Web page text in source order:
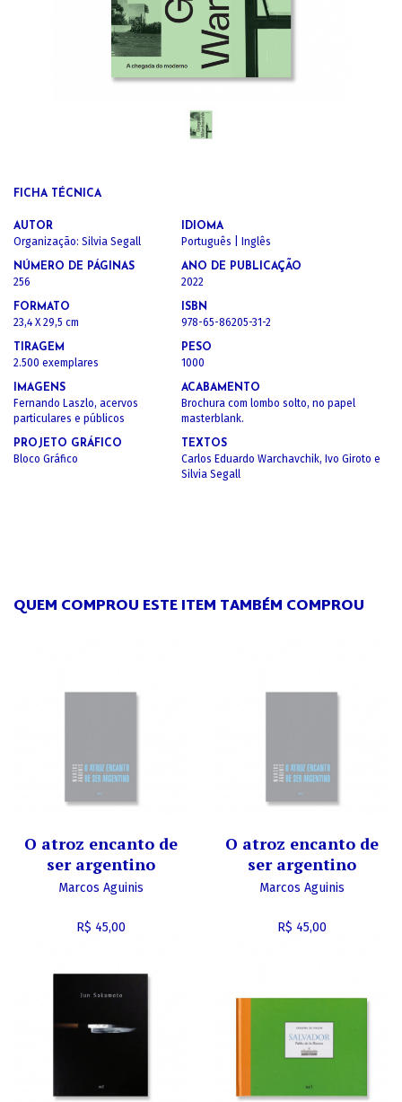
FICHA TÉCNICA
AUTOR
Organização: Silvia Segall
IDIOMA
Português | Inglês
NÚMERO DE PÁGINAS
256
ANO DE PUBLICAÇÃO
2022
FORMATO
23,4 X 29,5 cm
ISBN
978-65-86205-31-2
TIRAGEM
2.500 exemplares
PESO
1000
IMAGENS
Fernando Laszlo, acervos
particulares e públicos
ACABAMENTO
Brochura com lombo solto, no papel
masterblank.
PROJETO GRÁFICO
Bloco Gráfico
TEXTOS
Carlos Eduardo Warchavchik, Ivo Giroto e
Silvia Segall
QUEM COMPROU ESTE ITEM TAMBÉM COMPROU
O atroz encanto de
ser argentino
Marcos Aguinis
R$ 45,00
O atroz encanto de
ser argentino
Marcos Aguinis
R$ 45,00